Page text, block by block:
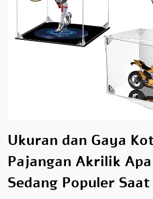
Ukuran dan Gaya
Pajangan Akrilik
Sedang Populer